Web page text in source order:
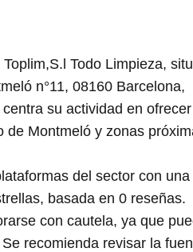
Todo Limpieza,
n°11, 08160 Barcelona,
su actividad en ofrecer
de Montmeló y zonas
del sector con una
basada en 0 reseñas.
con cautela, ya que
recomienda revisar la